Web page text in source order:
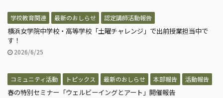
学校教育関連 最新のおしらせ 認定講師活動報告
横浜女学院中学校・高等学校「土曜チャレンジ」で出前授業担当中で
す！
2026/6/25
コミュニティ活動 トピックス 最新のおしらせ 本部報告 活動報告
春の特別セミナー「ウェルビーイングとアート」開催報告